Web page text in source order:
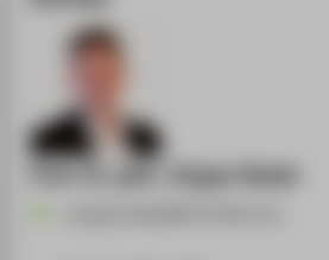
Prof. Dr. phil. Jürgen Radel
ÜBER DIE HTW BERLIN